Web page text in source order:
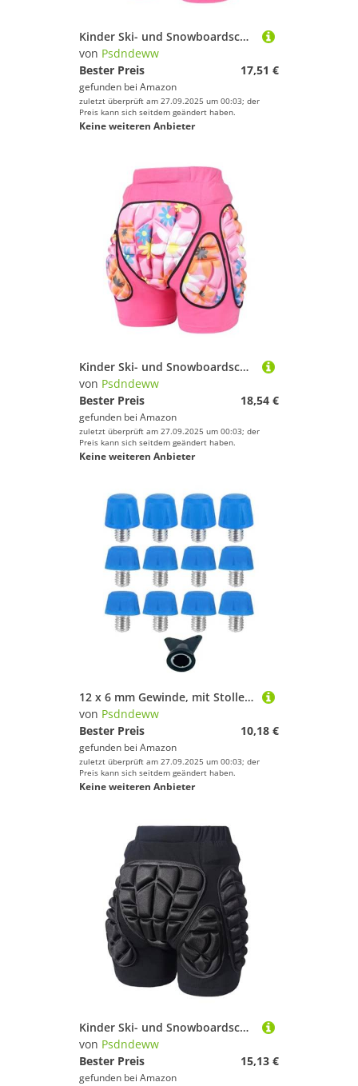
Kinder Ski- und Snowboardschuhe mit verstellbaren, gepolsterten Polstern
von Psdndeww
Bester Preis
17,51 €
gefunden bei Amazon
zuletzt überprüft am 27.09.2025 um 00:03; der
Preis kann sich seitdem geändert haben.
Keine weiteren Anbieter
Kinder Ski- und Snowboardschuhe mit verstellbaren, gepolsterten Polstern
von Psdndeww
Bester Preis
18,54 €
gefunden bei Amazon
zuletzt überprüft am 27.09.2025 um 00:03; der
Preis kann sich seitdem geändert haben.
Keine weiteren Anbieter
12 x 6 mm Gewinde, mit Stollen für Fußballschuhe
von Psdndeww
Bester Preis
10,18 €
gefunden bei Amazon
zuletzt überprüft am 27.09.2025 um 00:03; der
Preis kann sich seitdem geändert haben.
Keine weiteren Anbieter
Kinder Ski- und Snowboardschuhe mit verstellbaren, gepolsterten Polstern
von Psdndeww
Bester Preis
15,13 €
gefunden bei Amazon